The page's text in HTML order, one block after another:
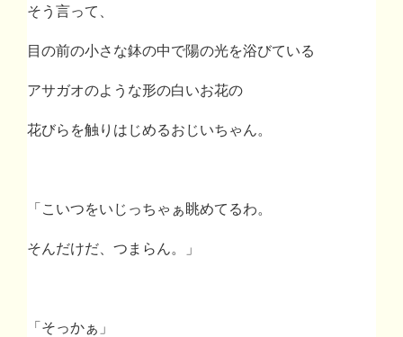
そう言って、
目の前の小さな鉢の中で陽の光を浴びている
アサガオのような形の白いお花の
花びらを触りはじめるおじいちゃん。
「こいつをいじっちゃぁ眺めてるわ。
そんだけだ、つまらん。」
「そっかぁ」